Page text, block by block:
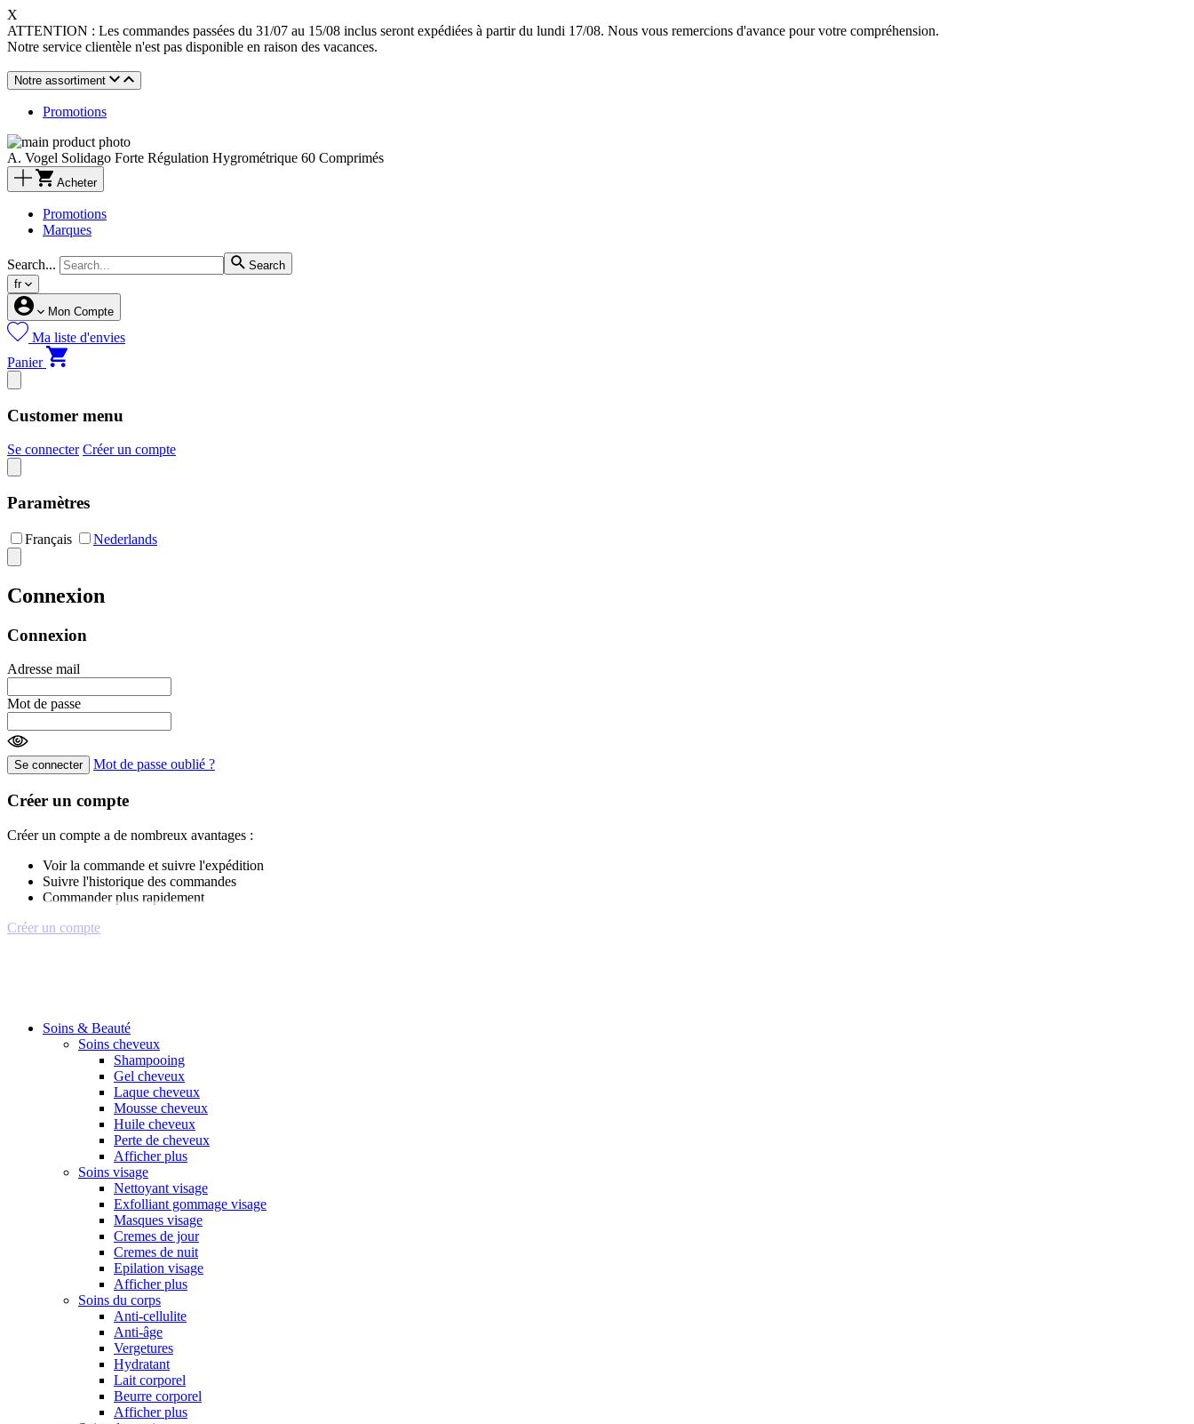
X
ATTENTION : Les commandes passées du 31/07 au 15/08 inclus seront expédiées à partir du lundi 17/08. Nous vous remercions d'avance pour votre compréhension.
Notre service clientèle n'est pas disponible en raison des vacances.
Notre assortiment
Promotions
A. Vogel Solidago Forte Régulation Hygrométrique 60 Comprimés
Acheter
Promotions
Marques
Search...
Search
fr
Mon Compte
Ma liste d'envies
Panier
Customer menu
Se connecter Créer un compte
Paramètres
Français Nederlands
Connexion
Connexion
Adresse mail
Mot de passe
Se connecter Mot de passe oublié ?
Créer un compte
Créer un compte a de nombreux avantages :
Voir la commande et suivre l'expédition
Suivre l'historique des commandes
Commander plus rapidement
Créer un compte
Soins & Beauté
Soins cheveux
Shampooing
Gel cheveux
Laque cheveux
Mousse cheveux
Huile cheveux
Perte de cheveux
Afficher plus
Soins visage
Nettoyant visage
Exfolliant gommage visage
Masques visage
Cremes de jour
Cremes de nuit
Epilation visage
Afficher plus
Soins du corps
Anti-cellulite
Anti-âge
Vergetures
Hydratant
Lait corporel
Beurre corporel
Afficher plus